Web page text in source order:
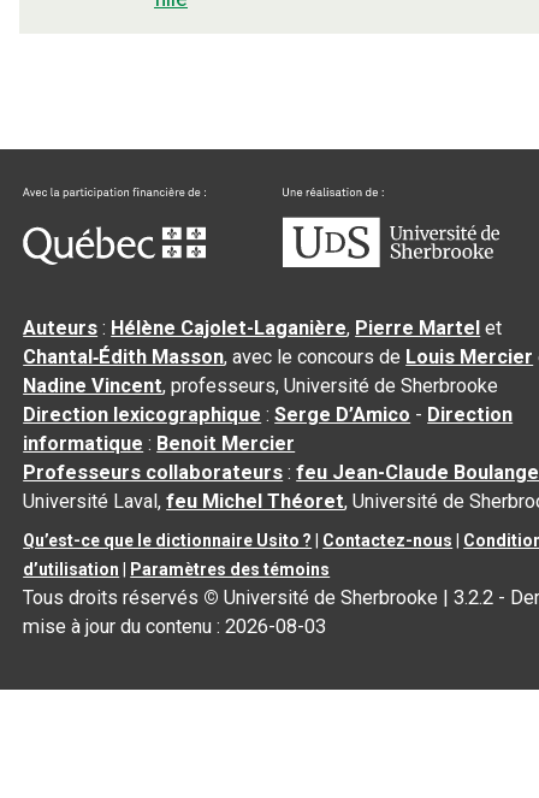
Auteurs : Hélène Cajolet-Laganière, Pierre Martel et
Chantal‑Édith Masson, avec le concours de Louis Mercier
Nadine Vincent, professeurs, Université de Sherbrooke
Direction lexicographique :Serge D’Amico - Direction
informatique : Benoit Mercier
Professeurs collaborateurs :feu Jean-Claude
Université Laval,feu Michel Théoret, Université de
Qu’est-ce que le dictionnaire Usito ? Contactez-nous
d’utilisation
Paramètres des témoins
Tous droits réservés © Université de Sherbrooke |3.2.2 -
mise à jour du contenu :2026-08-03